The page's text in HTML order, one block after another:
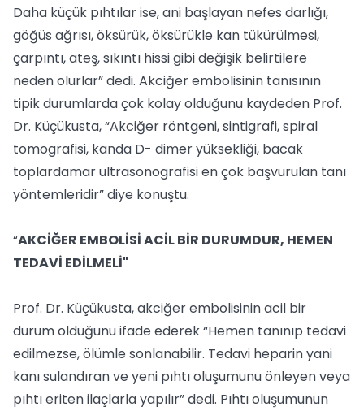
Daha küçük pıhtılar ise, ani başlayan nefes darlığı,
göğüs ağrısı, öksürük, öksürükle kan tükürülmesi,
çarpıntı, ateş, sıkıntı hissi gibi değişik belirtilere
neden olurlar” dedi. Akciğer embolisinin tanısının
tipik durumlarda çok kolay olduğunu kaydeden Prof.
Dr. Küçükusta, “Akciğer röntgeni, sintigrafi, spiral
tomografisi, kanda D- dimer yüksekliği, bacak
toplardamar ultrasonografisi en çok başvurulan tanı
yöntemleridir” diye konuştu.
“AKCİĞER EMBOLİSİ ACİL BİR DURUMDUR, HEMEN
TEDAVİ EDİLMELİ"
Prof. Dr. Küçükusta, akciğer embolisinin acil bir
durum olduğunu ifade ederek “Hemen tanınıp tedavi
edilmezse, ölümle sonlanabilir. Tedavi heparin yani
kanı sulandıran ve yeni pıhtı oluşumunu önleyen veya
pıhtı eriten ilaçlarla yapılır” dedi. Pıhtı oluşumunun